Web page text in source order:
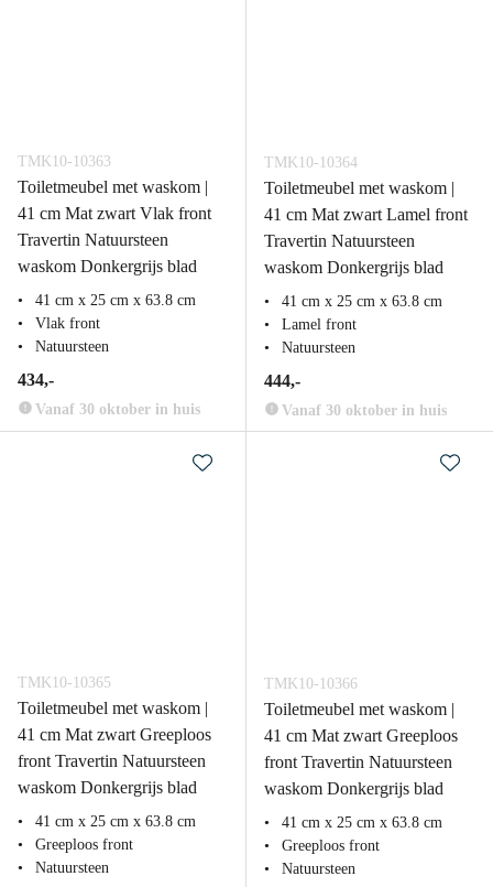
TMK10-10363
Toiletmeubel met waskom |
41 cm Mat zwart Vlak front
Travertin Natuursteen
waskom Donkergrijs blad
41 cm x 25 cm x 63.8 cm
Vlak front
Natuursteen
434,-
Vanaf 30 oktober in huis
TMK10-10364
Toiletmeubel met waskom |
41 cm Mat zwart Lamel front
Travertin Natuursteen
waskom Donkergrijs blad
41 cm x 25 cm x 63.8 cm
Lamel front
Natuursteen
444,-
Vanaf 30 oktober in huis
TMK10-10365
Toiletmeubel met waskom |
41 cm Mat zwart Greeploos
front Travertin Natuursteen
waskom Donkergrijs blad
41 cm x 25 cm x 63.8 cm
Greeploos front
Natuursteen
TMK10-10366
Toiletmeubel met waskom |
41 cm Mat zwart Greeploos
front Travertin Natuursteen
waskom Donkergrijs blad
41 cm x 25 cm x 63.8 cm
Greeploos front
Natuursteen